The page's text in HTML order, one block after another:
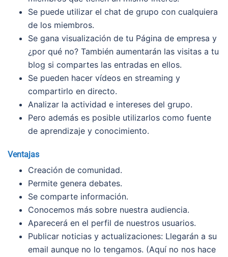
Se puede utilizar el chat de grupo con cualquiera
de los miembros.
Se gana visualización de tu Página de empresa y
¿por qué no? También aumentarán las visitas a tu
blog si compartes las entradas en ellos.
Se pueden hacer vídeos en streaming y
compartirlo en directo.
Analizar la actividad e intereses del grupo.
Pero además es posible utilizarlos como fuente
de aprendizaje y conocimiento.
Ventajas
Creación de comunidad.
Permite genera debates.
Se comparte información.
Conocemos más sobre nuestra audiencia.
Aparecerá en el perfil de nuestros usuarios.
Publicar noticias y actualizaciones: Llegarán a su
email aunque no lo tengamos. (Aquí no nos hace